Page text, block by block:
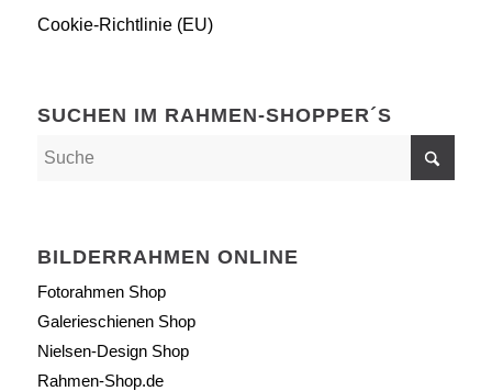
Cookie-Richtlinie (EU)
SUCHEN IM RAHMEN-SHOPPER´S
BILDERRAHMEN ONLINE
Fotorahmen Shop
Galerieschienen Shop
Nielsen-Design Shop
Rahmen-Shop.de